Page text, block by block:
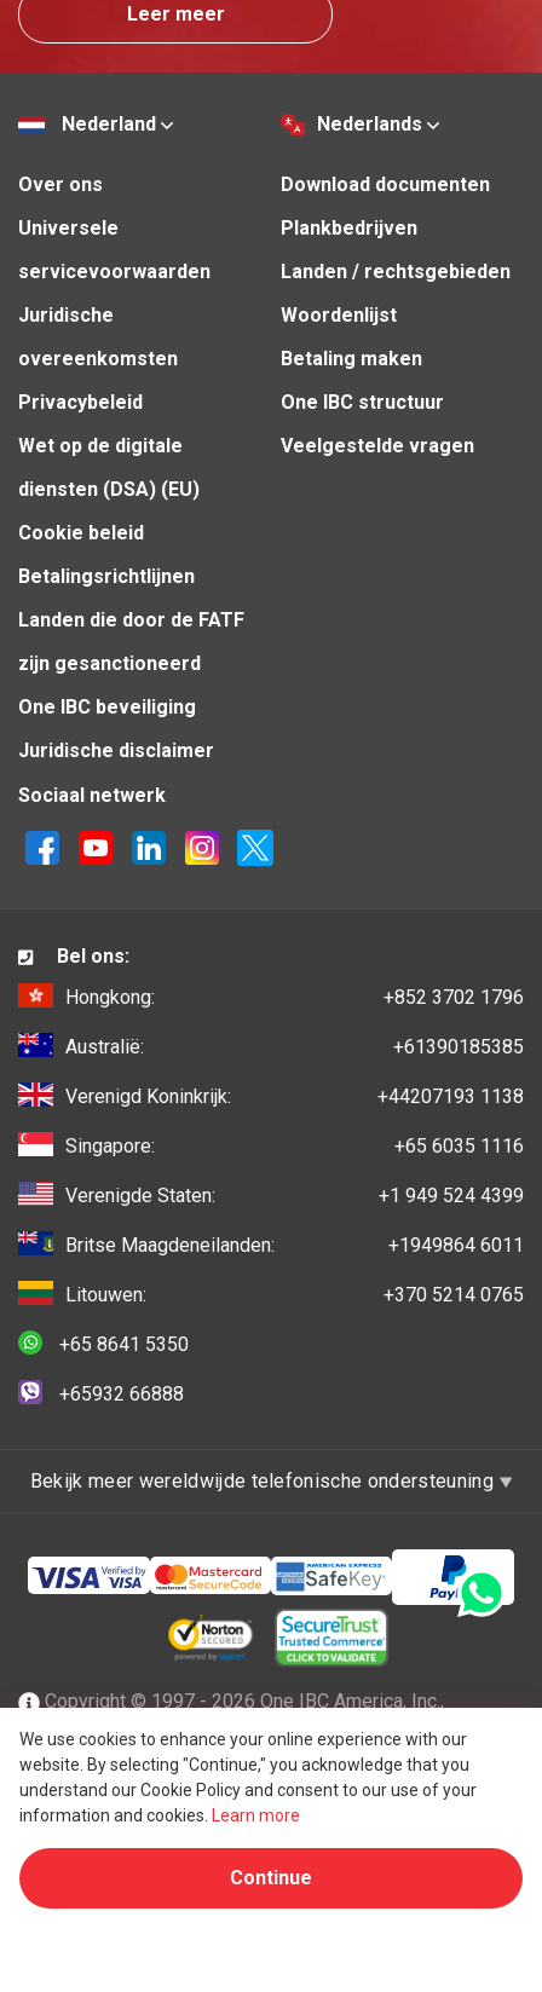
Leer meer
Nederland Nederlands
Over ons
Universele
servicevoorwaarden
Juridische
overeenkomsten
Privacybeleid
Wet op de digitale
diensten (DSA) (EU)
Cookie beleid
Betalingsrichtlijnen
Landen die door de FATF
zijn gesanctioneerd
One IBC beveiliging
Juridische disclaimer
Download documenten
Plankbedrijven
Landen / rechtsgebieden
Woordenlijst
Betaling maken
One IBC structuur
Veelgestelde vragen
Sociaal netwerk
We use cookies to enhance your online experience with our
website. By selecting "Continue," you acknowledge that you
understand our Cookie Policy and consent to our use of your
information and cookies.
Learn more
Continue
Bel ons:
Hongkong:
+852 3702 1796
Australië: +61390185385
Verenigd Koninkrijk: +44207193 1138
Singapore: +65 6035 1116
Verenigde Staten: +1 949 524 4399
Britse Maagdeneilanden: +1949864 6011
Litouwen: +370 5214 0765
+65 8641 5350
+65932 66888
Bekijk meer wereldwijde telefonische ondersteuning
Copyright © 1997 - 2026 One IBC America, Inc.,
opgericht in Delaware, de Verenigde Staten van Amerika
met beperkte aansprakelijkheid en een lidfirma van One IBC
netwerk van onafhankelijke en afzonderlijke juridische
entiteit die is aangesloten bij One IBC®Group ("One IBC
Limited
"), een Zwitserse entiteit. Alle rechten